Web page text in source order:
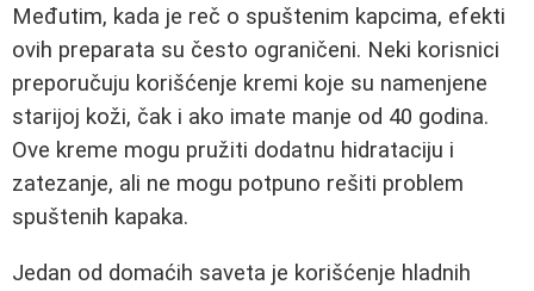
Međutim, kada je reč o spuštenim kapcima, efekti
ovih preparata su često ograničeni. Neki korisnici
preporučuju korišćenje kremi koje su namenjene
starijoj koži, čak i ako imate manje od 40 godina.
Ove kreme mogu pružiti dodatnu hidrataciju i
zatezanje, ali ne mogu potpuno rešiti problem
spuštenih kapaka.
Jedan od domaćih saveta je korišćenje hladnih